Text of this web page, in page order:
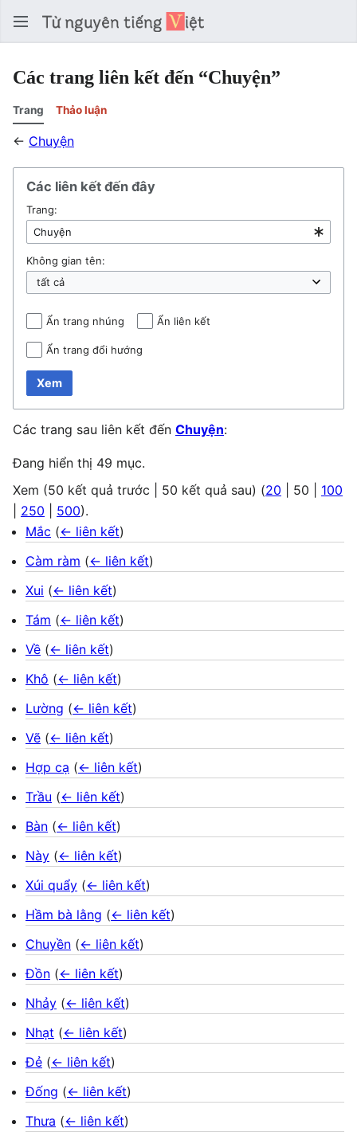
Các trang liên kết đến “Chuyện”
Trang Thảo luận
← Chuyện
Các liên kết đến đây
Trang:
Không gian tên:
Ẩn trang nhúng Ẩn liên kết
Ẩn trang đổi hướng
Xem
Các trang sau liên kết đến Chuyện:
Đang hiển thị 49 mục.
Xem (50 kết quả trước 50 kết quả sau) (20 50
100
250 500).
Mắc (← liên kết)
Càm ràm (← liên kết)
Xui (← liên kết)
Tám (← liên kết)
Về (← liên kết)
Khô (← liên kết)
Lường (← liên kết)
Vẽ (← liên kết)
Hợp cạ (← liên kết)
Trầu (← liên kết)
Bàn (← liên kết)
Này (← liên kết)
Xúi quẩy (← liên kết)
Hầm bà lằng (← liên kết)
Chuyền (← liên kết)
Đồn (← liên kết)
Nhảy (← liên kết)
Nhạt (← liên kết)
Đẻ (← liên kết)
Đống (← liên kết)
Thưa (← liên kết)